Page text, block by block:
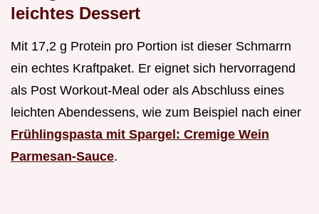
leichtes Dessert
Mit 17,2 g Protein pro Portion ist dieser Schmarrn
ein echtes Kraftpaket. Er eignet sich hervorragend
als Post Workout-Meal oder als Abschluss eines
leichten Abendessens, wie zum Beispiel nach einer
Frühlingspasta mit Spargel: Cremige Wein
Parmesan-Sauce.